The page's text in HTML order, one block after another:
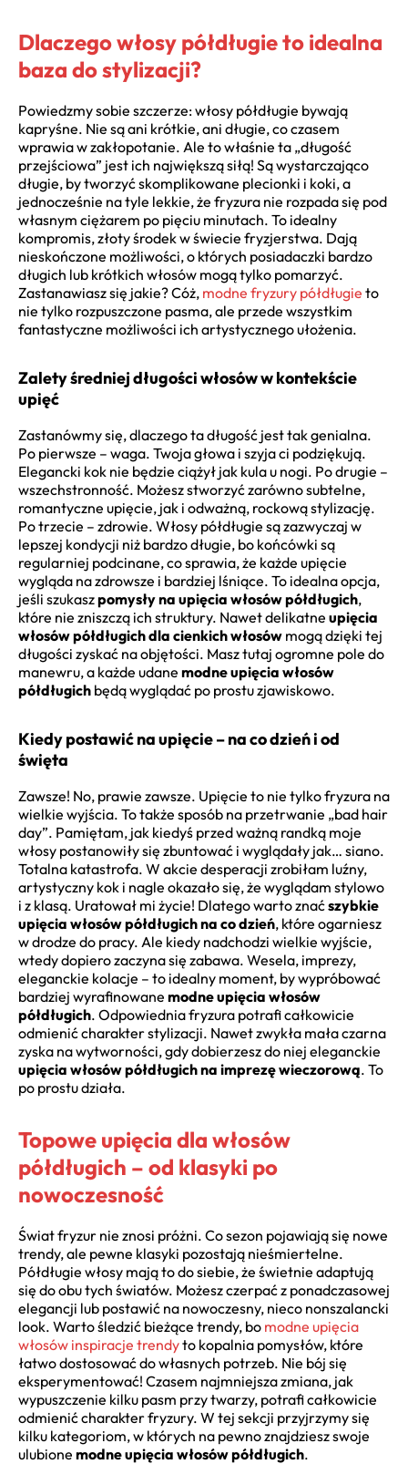
Dlaczego włosy półdługie to idealna
baza do stylizacji?
Powiedzmy sobie szczerze: włosy półdługie bywają
kapryśne. Nie są ani krótkie, ani długie, co czasem
wprawia w zakłopotanie. Ale to właśnie ta „długość
przejściowa” jest ich największą siłą! Są wystarczająco
długie, by tworzyć skomplikowane plecionki i koki, a
jednocześnie na tyle lekkie, że fryzura nie rozpada się pod
własnym ciężarem po pięciu minutach. To idealny
kompromis, złoty środek w świecie fryzjerstwa. Dają
nieskończone możliwości, o których posiadaczki bardzo
długich lub krótkich włosów mogą tylko pomarzyć.
Zastanawiasz się jakie? Cóż, modne fryzury półdługie to
nie tylko rozpuszczone pasma, ale przede wszystkim
fantastyczne możliwości ich artystycznego ułożenia.
Zalety średniej długości włosów w kontekście
upięć
Zastanówmy się, dlaczego ta długość jest tak genialna.
Po pierwsze – waga. Twoja głowa i szyja ci podziękują.
Elegancki kok nie będzie ciążył jak kula u nogi. Po drugie –
wszechstronność. Możesz stworzyć zarówno subtelne,
romantyczne upięcie, jak i odważną, rockową stylizację.
Po trzecie – zdrowie. Włosy półdługie są zazwyczaj w
lepszej kondycji niż bardzo długie, bo końcówki są
regularniej podcinane, co sprawia, że każde upięcie
wygląda na zdrowsze i bardziej lśniące. To idealna opcja,
jeśli szukaszpomysły na upięcia włosów półdługich,
które nie zniszczą ich struktury. Nawet delikatne upięcia
włosów półdługich dla cienkich włosów mogą dzięki tej
długości zyskać na objętości. Masz tutaj ogromne pole do
manewru, a każde udane modne upięcia włosów
półdługich będą wyglądać po prostu zjawiskowo.
Kiedy postawić na upięcie – na co dzień i od
święta
Zawsze! No, prawie zawsze. Upięcie to nie tylko fryzura na
wielkie wyjścia. To także sposób na przetrwanie „bad hair
day”. Pamiętam, jak kiedyś przed ważną randką moje
włosy postanowiły się zbuntować i wyglądały jak… siano.
Totalna katastrofa. W akcie desperacji zrobiłam luźny,
artystyczny kok i nagle okazało się, że wyglądam stylowo
i z klasą. Uratował mi życie! Dlatego warto znaćszybkie
upięcia włosów półdługich na co dzień, które ogarniesz
w drodze do pracy. Ale kiedy nadchodzi wielkie wyjście,
wtedy dopiero zaczyna się zabawa. Wesela, imprezy,
eleganckie kolacje – to idealny moment, by wypróbować
bardziej wyrafinowane modne upięcia włosów
półdługich. Odpowiednia fryzura potrafi całkowicie
odmienić charakter stylizacji. Nawet zwykła mała czarna
zyska na wytworności, gdy dobierzesz do niej eleganckie
upięcia włosów półdługich na imprezę wieczorową. To
po prostu działa.
Topowe upięcia dla włosów
półdługich – od klasyki po
nowoczesność
Świat fryzur nie znosi próżni. Co sezon pojawiają się nowe
trendy, ale pewne klasyki pozostają nieśmiertelne.
Półdługie włosy mają to do siebie, że świetnie adaptują
się do obu tych światów. Możesz czerpać z ponadczasowej
elegancji lub postawić na nowoczesny, nieco nonszalancki
look. Warto śledzić bieżące trendy, bo modne upięcia
włosów inspiracje trendyto kopalnia pomysłów, które
łatwo dostosować do własnych potrzeb. Nie bój się
eksperymentować! Czasem najmniejsza zmiana, jak
wypuszczenie kilku pasm przy twarzy, potrafi całkowicie
odmienić charakter fryzury. W tej sekcji przyjrzymy się
kilku kategoriom, w których na pewno znajdziesz swoje
ulubione modne upięcia włosów półdługich.